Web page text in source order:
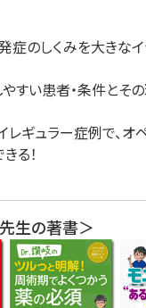
症のしくみを大きな
すい患者・条件とそ
レギュラー症例で、
る！
生の著書＞